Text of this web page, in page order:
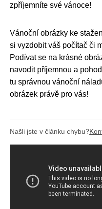
zpříjemníte své vánoce!
Vánoční obrázky ke
si vyzdobit váš počítač či
Podívat se na krásné
navodit příjemnou a
tu správnou vánoční
obrázek právě pro vás!
Našli jste v článku chybu?